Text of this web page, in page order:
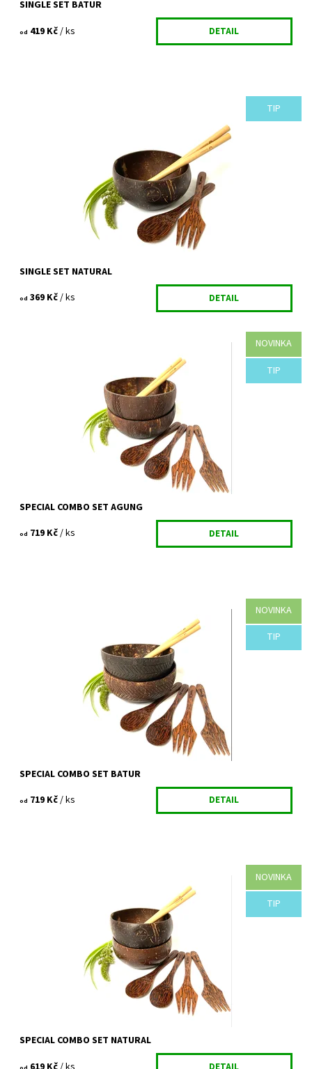
SINGLE SET BATUR
od 419 Kč/ ks DETAIL
TIP
KOKOSOVÁ MISKA NATURAL + kokosová lžíce + kokosová vidlička
+ 2x bambusové brčko(20cm) + čisticí kartáček Single set z
Vyprodáno
228/VEL
SINGLE SET NATURAL
od 369 Kč/ ks DETAIL
NOVINKA
TIP
2x DESIGNOVÁ KOKOSOVÁ MISKA AGUNG + 2x kokosová lžíce + 2x
kokosová vidlička + 2x bambusové brčko(20cm) + čisticí kartáček
Vyprodáno
841/VEL
SPECIAL COMBO SET AGUNG
od 719 Kč/ ks DETAIL
NOVINKA
TIP
2x DESIGNOVÁ KOKOSOVÁ MISKA BATUR + 2x kokosová lžíce + 2x
kokosová vidlička + 2x bambusové brčko(20cm) + čisticí kartáček
Vyprodáno
844/VEL
SPECIAL COMBO SET BATUR
od 719 Kč/ ks DETAIL
NOVINKA
TIP
2x KOKOSOVÁ MISKA NATURAL + 2x kokosová lžíce + 2x kokosová
vidlička + 2x bambusové brčko(20cm) + čisticí kartáček Nadupaný
Vyprodáno
847/VEL
SPECIAL COMBO SET NATURAL
od